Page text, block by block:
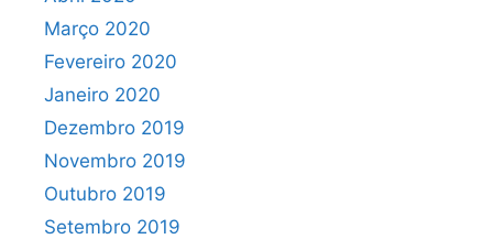
Março 2020
Fevereiro 2020
Janeiro 2020
Dezembro 2019
Novembro 2019
Outubro 2019
Setembro 2019